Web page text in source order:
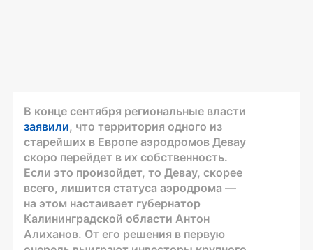
В конце сентября региональные власти
заявили, что территория одного из
старейших в Европе аэродромов Девау
скоро перейдет в их собственность.
Если это произойдет, то Девау, скорее
всего, лишится статуса аэродрома —
на этом настаивает губернатор
Калининградской области Антон
Алиханов. От его решения в первую